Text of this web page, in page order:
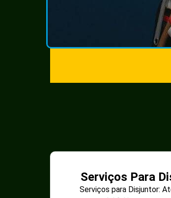
Serviços Para
Serviços para Disjuntor: